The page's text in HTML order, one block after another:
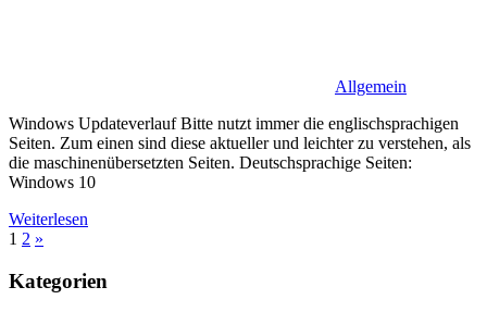
Allgemein
Windows Updateverlauf Bitte nutzt immer die englischsprachigen
Seiten. Zum einen sind diese aktueller und leichter zu verstehen, als
die maschinenübersetzten Seiten. Deutschsprachige Seiten:
Windows 10
Weiterlesen
Seitennummerierung
der
Beiträge
1 2 Nächste
»
Kategorien